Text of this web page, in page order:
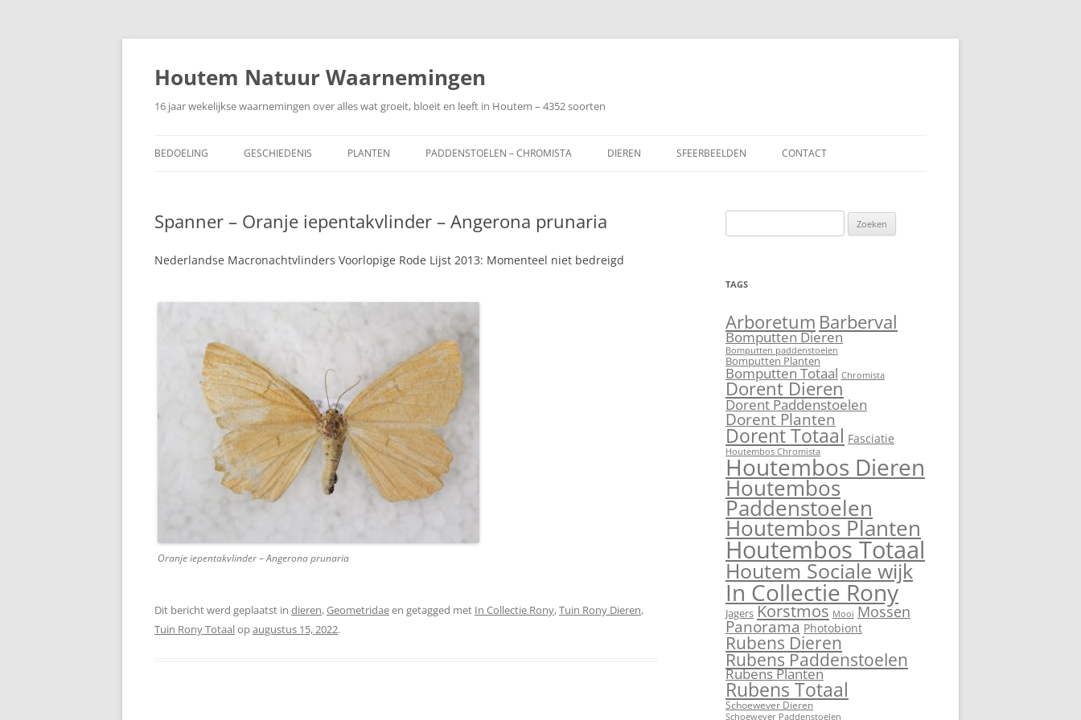
Ga
inhoud
Houtem Natuur Waarnemingen
16 jaar wekelijkse waarnemingen over alles wat groeit, bloeit en leeft in Houtem – 4352 soorten
BEDOELING GESCHIEDENIS PLANTEN PADDENSTOELEN – CHROMISTA DIEREN SFEERBEELDEN CONTACT
Spanner – Oranje iepentakvlinder – Angerona prunaria
Nederlandse Macronachtvlinders Voorlopige Rode Lijst 2013: Momenteel niet bedreigd
Oranje iepentakvlinder – Angerona prunaria
Dit bericht werd geplaatst in dieren,Geometridaeen getagged met In Collectie Rony,Tuin Rony Dieren,
Tuin Rony Totaalopaugustus 15, 2022.
naar:
TAGS
Arboretum Barberval
Bomputten Dieren
Bomputten paddenstoelen
Bomputten Planten
Bomputten Totaal Chromista
Dorent Dieren
Dorent Paddenstoelen
Dorent Planten
Dorent Totaal Fasciatie
Houtembos Chromista
Houtembos Dieren
Houtembos
Paddenstoelen
Houtembos Planten
Houtembos Totaal
Houtem Sociale wijk
In Collectie Rony
Jagers Korstmos Mooi Mossen
Panorama Photobiont
Rubens Dieren
Rubens Paddenstoelen
Rubens Planten
Rubens Totaal
Schoewever Dieren
Schoewever Paddenstoelen